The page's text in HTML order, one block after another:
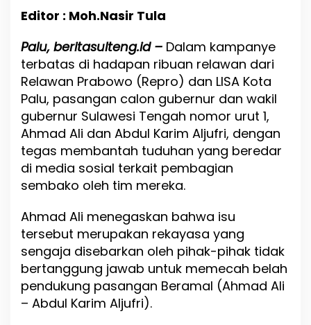
t
h
T
u
d
u
h
a
n
P
e
m
b
g
i
a
n
S
e
Editor : Moh.Nasir Tula
Palu, beritasulteng.id – Dalam kampanye
terbatas di hadapan ribuan relawan dari
Relawan Prabowo (Repro) dan LISA Kota
Palu, pasangan calon gubernur dan wakil
gubernur Sulawesi Tengah nomor urut 1,
Ahmad Ali dan Abdul Karim Aljufri, dengan
tegas membantah tuduhan yang beredar
di media sosial terkait pembagian
sembako oleh tim mereka.
Ahmad Ali menegaskan bahwa isu
tersebut merupakan rekayasa yang
sengaja disebarkan oleh pihak-pihak tidak
bertanggung jawab untuk memecah belah
pendukung pasangan Beramal (Ahmad Ali
– Abdul Karim Aljufri).